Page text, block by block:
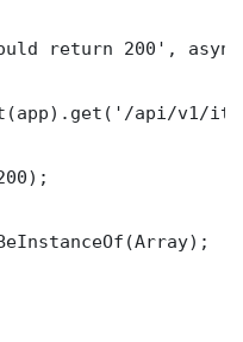
return 200',
api/v1/